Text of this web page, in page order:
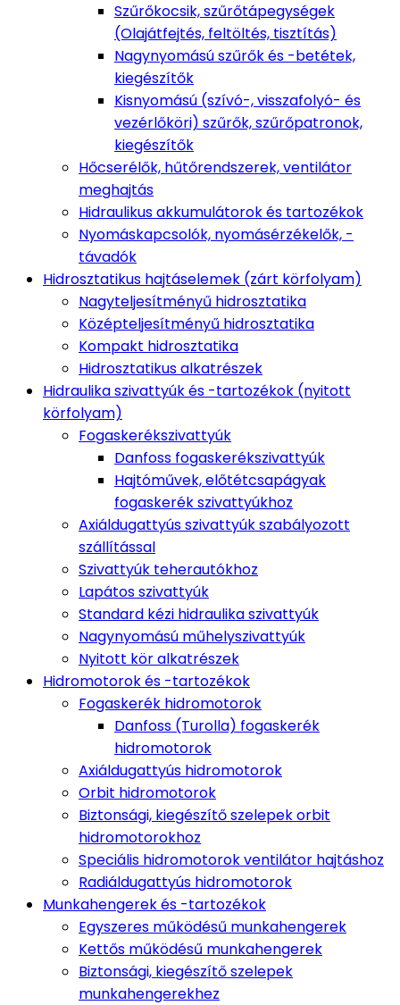
Szűrőkocsik, szűrőtápegységek
(Olajátfejtés, feltöltés, tisztítás)
Nagynyomású szűrők és -betétek,
kiegészítők
Kisnyomású (szívó-, visszafolyó- és
vezérlőköri) szűrők, szűrőpatronok,
kiegészítők
Hőcserélők, hűtőrendszerek, ventilátor
meghajtás
Hidraulikus akkumulátorok és tartozékok
Nyomáskapcsolók, nyomásérzékelők, -
távadók
Hidrosztatikus hajtáselemek (zárt körfolyam)
Nagyteljesítményű hidrosztatika
Középteljesítményű hidrosztatika
Kompakt hidrosztatika
Hidrosztatikus alkatrészek
Hidraulika szivattyúk és -tartozékok (nyitott
körfolyam)
Fogaskerékszivattyúk
Danfoss fogaskerékszivattyúk
Hajtóművek, előtétcsapágyak
fogaskerék szivattyúkhoz
Axiáldugattyús szivattyúk szabályozott
szállítással
Szivattyúk teherautókhoz
Lapátos szivattyúk
Standard kézi hidraulika szivattyúk
Nagynyomású műhelyszivattyúk
Nyitott kör alkatrészek
Hidromotorok és -tartozékok
Fogaskerék hidromotorok
Danfoss (Turolla) fogaskerék
hidromotorok
Axiáldugattyús hidromotorok
Orbit hidromotorok
Biztonsági, kiegészítő szelepek orbit
hidromotorokhoz
Speciális hidromotorok ventilátor hajtáshoz
Radiáldugattyús hidromotorok
Munkahengerek és -tartozékok
Egyszeres működésű munkahengerek
Kettős működésű munkahengerek
Biztonsági, kiegészítő szelepek
munkahengerekhez